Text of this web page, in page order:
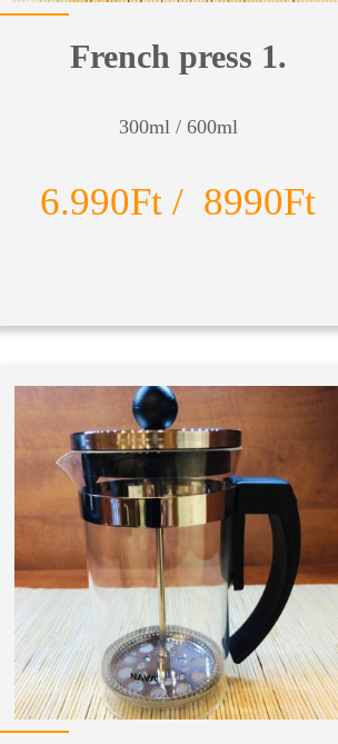
French press 1.
300ml / 600ml
6.990Ft / 8990Ft